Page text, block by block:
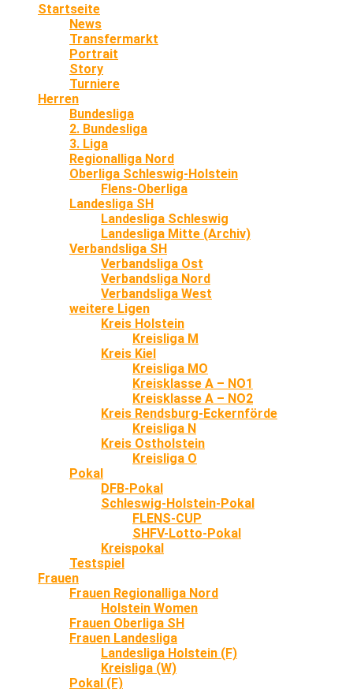
Startseite
News
Transfermarkt
Portrait
Story
Turniere
Herren
Bundesliga
2. Bundesliga
3. Liga
Regionalliga Nord
Oberliga Schleswig-Holstein
Flens-Oberliga
Landesliga SH
Landesliga Schleswig
Landesliga Mitte (Archiv)
Verbandsliga SH
Verbandsliga Ost
Verbandsliga Nord
Verbandsliga West
weitere Ligen
Kreis Holstein
Kreisliga M
Kreis Kiel
Kreisliga MO
Kreisklasse A – NO1
Kreisklasse A – NO2
Kreis Rendsburg-Eckernförde
Kreisliga N
Kreis Ostholstein
Kreisliga O
Pokal
DFB-Pokal
Schleswig-Holstein-Pokal
FLENS-CUP
SHFV-Lotto-Pokal
Kreispokal
Testspiel
Frauen
Frauen Regionalliga Nord
Holstein Women
Frauen Oberliga SH
Frauen Landesliga
Landesliga Holstein (F)
Kreisliga (W)
Pokal (F)